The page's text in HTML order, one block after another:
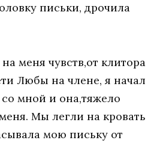
письки, дрочила
меня чувств,от клитора
Любы на члене, я начал
со мной и она,тяжело
Мы легли на кровать
мою письку от